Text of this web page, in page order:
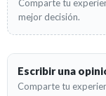
Comparte tu
mejor decisión.
Escribir una
Comparte tu